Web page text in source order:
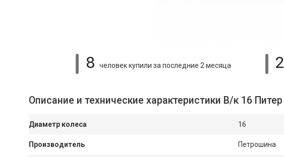
8 человек купили за последние 2 месяца 2
Описание и технические характеристики В/к 16 Питер
Диаметр колеса 16
Производитель Петрошина